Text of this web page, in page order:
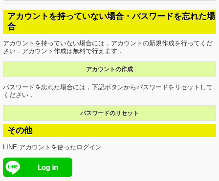
アカウントを持っていない場合・パスワードを忘れた場
合
アカウントを持っていない場合には，アカウントの新規作成を行ってくだ
さい．アカウント作成は無料で行えます．
アカウントの作成
パスワードを忘れた場合には，下記ボタンからパスワードをリセットして
ください．
パスワードのリセット
その他
LINE アカウントを使ったログイン